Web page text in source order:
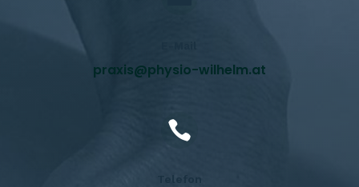
praxis@physio-wilhelm.at

Telefon